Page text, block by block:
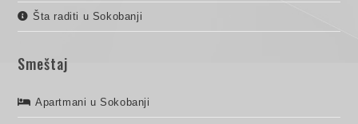
Šta raditi u Sokobanji
Smeštaj
Apartmani u Sokobanji